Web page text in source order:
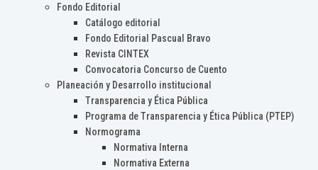
Fondo Editorial
Catálogo editorial
Fondo Editorial Pascual Bravo
Revista CINTEX
Convocatoria Concurso de Cuento
Planeación y Desarrollo institucional
Transparencia y Ética Pública
Programa de Transparencia y Ética Pública (PTEP)
Normograma
Normativa Interna
Normativa Externa